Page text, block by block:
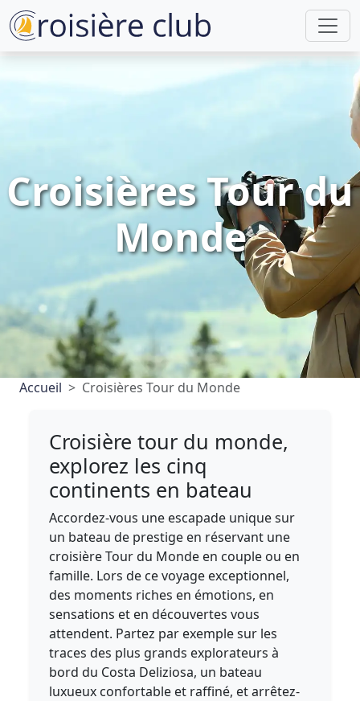
Croisières Tour du
Monde
Accueil Croisières Tour du Monde
Croisière tour du monde,
explorez les cinq
continents en bateau
Accordez-vous une escapade unique sur
un bateau de prestige en réservant une
croisière Tour du Monde en couple ou en
famille. Lors de ce voyage exceptionnel,
des moments riches en émotions, en
sensations et en découvertes vous
attendent. Partez par exemple sur les
traces des plus grands explorateurs à
bord du Costa Deliziosa, un bateau
luxueux confortable et raffiné, et arrêtez-